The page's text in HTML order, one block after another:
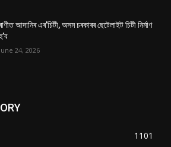
আদানিৰ এৰ’চিটী, অসম চৰকাৰৰ ছেটেলাইট চিটী নিৰ্মাণ
June 24, 2026
1101